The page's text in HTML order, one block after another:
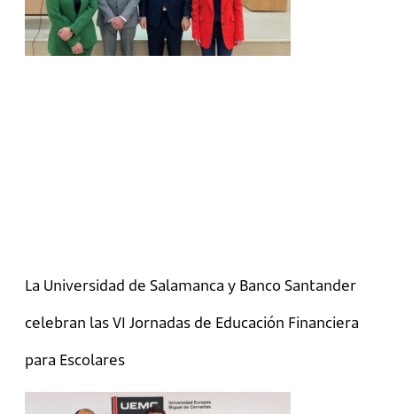
La Universidad de Salamanca y Banco Santander
celebran las VI Jornadas de Educación Financiera
para Escolares